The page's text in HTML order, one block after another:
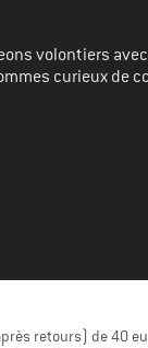
volontiers
curieux de
retours) de 40